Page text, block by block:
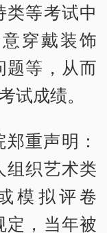
类等考试中
穿戴装饰
题等，从而
试成绩。
重声明：
组织艺术类
模拟评卷
定，当年被